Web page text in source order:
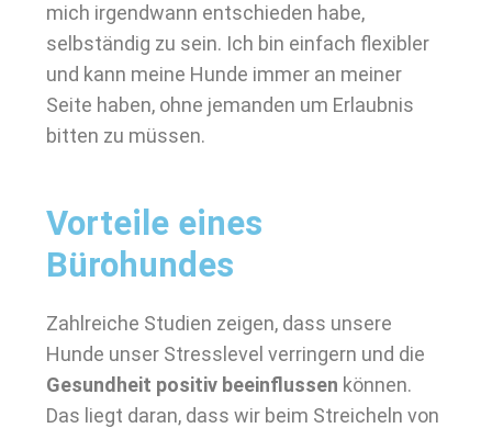
mich irgendwann entschieden habe,
selbständig zu sein. Ich bin einfach flexibler
und kann meine Hunde immer an meiner
Seite haben, ohne jemanden um Erlaubnis
bitten zu müssen.
Vorteile eines
Bürohundes
Zahlreiche Studien zeigen, dass unsere
Hunde unser Stresslevel verringern und die
Gesundheit positiv beeinflussen können.
Das liegt daran, dass wir beim Streicheln von